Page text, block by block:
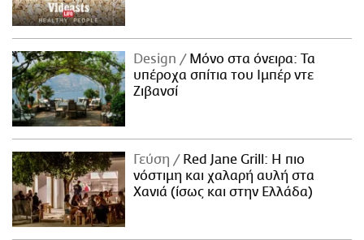
Design
Μόνο στα όνειρα: Τα
υπέροχα σπίτια του Ιμπέρ ντε
Ζιβανσί
Γεύση
Red Jane Grill: Η πιο
νόστιμη και χαλαρή αυλή στα
Χανιά (ίσως και στην Ελλάδα)